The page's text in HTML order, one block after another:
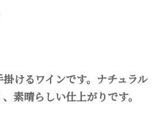
けるワインです。ナチュラル
素晴らしい仕上がりです。